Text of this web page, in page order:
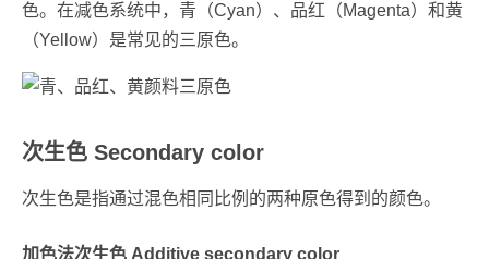
色。在减色系统中，青（Cyan）、品红（Magenta）和黄
（Yellow）是常见的三原色。
次生色 Secondary color
次生色是指通过混色相同比例的两种原色得到的颜色。
加色法次生色 Additive secondary color